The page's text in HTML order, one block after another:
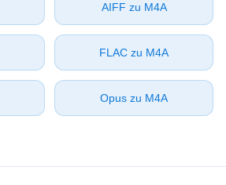
⁦AIFF⁩ zu ⁦M4A⁩
⁦FLAC⁩ zu ⁦M4A⁩
⁦Opus⁩ zu ⁦M4A⁩